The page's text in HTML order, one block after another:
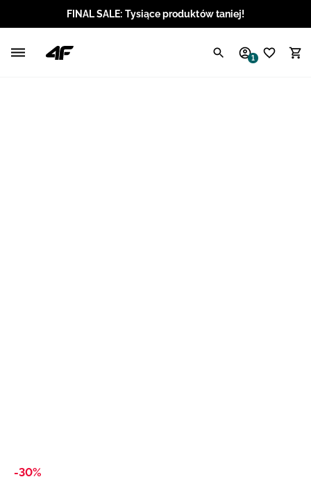
FINAL SALE: Tysiące produktów taniej!
1
-30%